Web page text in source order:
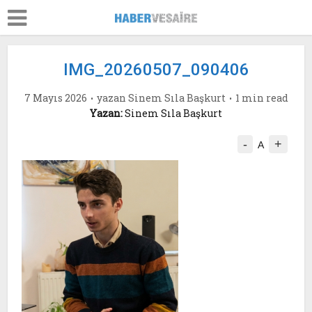
IMG_20260507_090406
7 Mayıs 2026 yazan Sinem Sıla Başkurt
1 min read
Yazan:Sinem Sıla Başkurt
- A +